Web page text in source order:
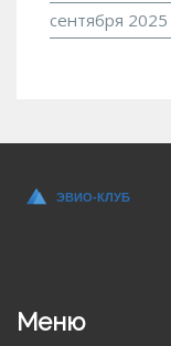
сентября 2025
Меню